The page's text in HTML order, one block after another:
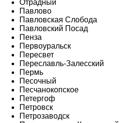
Отрадный
Павлово
Павловская Слобода
Павловский Посад
Пенза
Первоуральск
Пересвет
Переславль-Залесский
Пермь
Песочный
Песчанокопское
Петергоф
Петровск
Петрозаводск